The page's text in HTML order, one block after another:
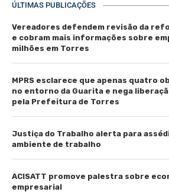
ÚLTIMAS PUBLICAÇÕES
Vereadores defendem revisão da
e cobram mais informações sobre
milhões em Torres
MPRS esclarece que apenas quatro
no entorno da Guarita e nega
pela Prefeitura de Torres
Justiça do Trabalho alerta para
ambiente de trabalho
ACISATT promove palestra sobre
empresarial